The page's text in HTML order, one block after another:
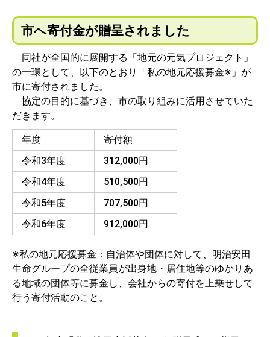
市へ寄付金が贈呈されました
同社が全国的に展開する「地元の元気プロジェクト」
の一環として、以下のとおり「私の地元応援募金※」が
市に寄付されました。
協定の目的に基づき、市の取り組みに活用させていた
だきます。
年度
寄付額
令和3年度
312,000円
令和4年度
510,500円
令和5年度
707,500円
令和6年度
912,000円
※私の地元応援募金：自治体や団体に対して、明治安田
生命グループの全従業員が出身地・居住地等のゆかりあ
る地域の団体等に募金し、会社からの寄付を上乗せして
行う寄付活動のこと。